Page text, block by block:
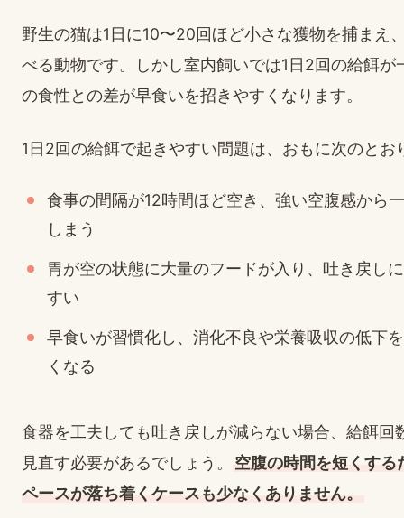
野生の猫は1日に10〜20回ほど小さな獲物を捕まえ
べる動物です。しかし室内飼いでは1日2回の給餌が
の食性との差が早食いを招きやすくなります。
1日2回の給餌で起きやすい問題は、おもに次のとお
食事の間隔が12時間ほど空き、強い空腹感から
しまう
胃が空の状態に大量のフードが入り、吐き戻し
すい
早食いが習慣化し、消化不良や栄養吸収の低下
くなる
食器を工夫しても吐き戻しが減らない場合、給餌回
見直す必要があるでしょう。
空腹の時間を短くする
ペースが落ち着くケースも少なくありません。